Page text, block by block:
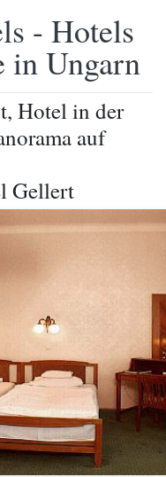
- Hotels
in Ungarn
Hotel in der
auf
Gellert